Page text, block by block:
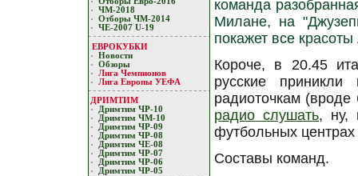
ЧМ-2018
Отборы ЧМ-2014
ЧЕ-2007 U-19
ЕВРОКУБКИ
Новости
Обзоры
Лигa Чемпиoнoв
Лига Европы УЕФA
ДРИМТИМ
Дримтим ЧР-10
Дримтим ЧМ-10
Дримтим ЧР-09
Дримтим ЧР-08
Дримтим ЧЕ-08
Дримтим ЧР-07
Дримтим ЧР-06
Дримтим ЧР-05
команда
Милане, на
покажет все
Короче, в 20.45
русские
радиоточкам
радио слушать, ну,
футбольных
Составы команд.